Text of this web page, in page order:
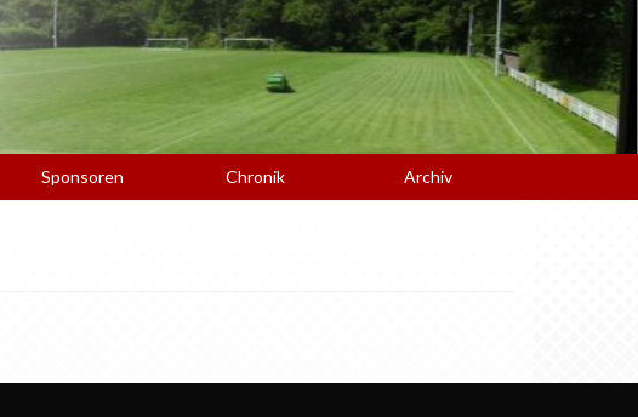
Sponsoren Chronik Archiv